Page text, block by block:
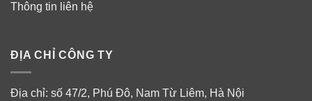
Thông tin liên hệ
ĐỊA CHỈ CÔNG TY
Địa chỉ: số 47/2, Phú Đô, Nam Từ Liêm, Hà Nội